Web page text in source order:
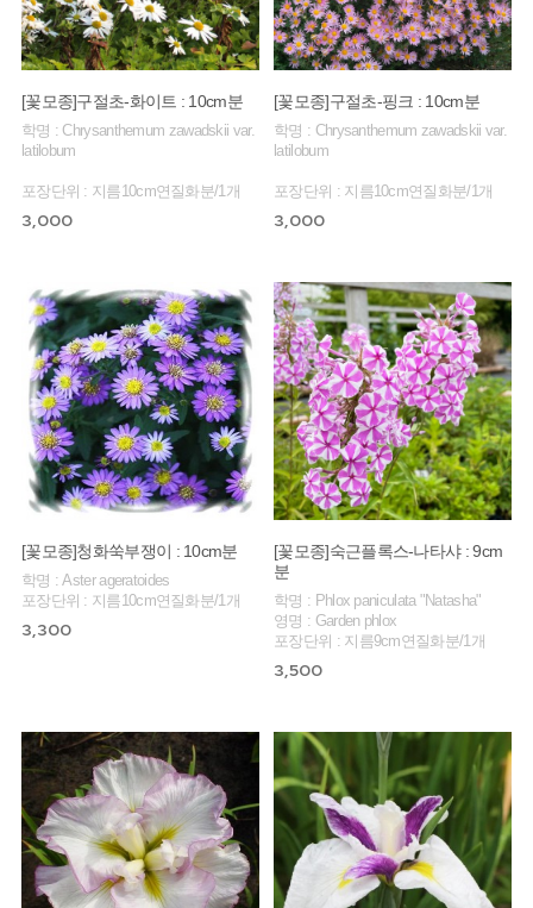
[꽃모종]구절초-화이트 : 10cm분
학명 : Chrysanthemum zawadskii var.
latilobum
포장단위 : 지름10cm연질화분/1개
3,000
[꽃모종]구절초-핑크 : 10cm분
학명 : Chrysanthemum zawadskii var.
latilobum
포장단위 : 지름10cm연질화분/1개
3,000
[꽃모종]청화쑥부쟁이 : 10cm분
학명 : Aster ageratoides
포장단위 : 지름10cm연질화분/1개
3,300
[꽃모종]숙근플록스-나타샤 : 9cm
분
학명 : Phlox paniculata "Natasha"
영명 : Garden phlox
포장단위 : 지름9cm연질화분/1개
3,500